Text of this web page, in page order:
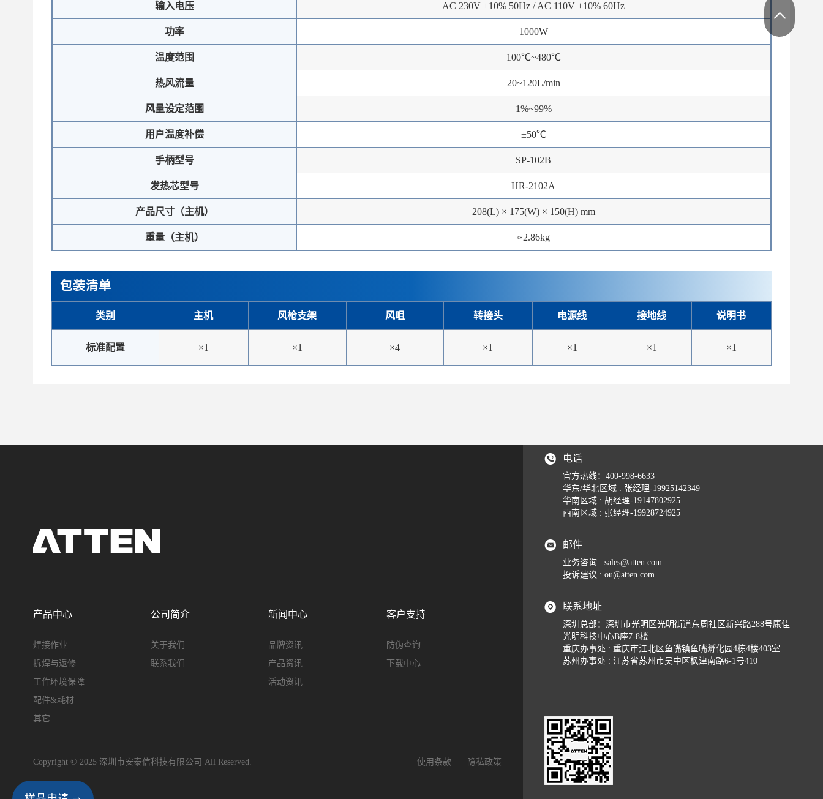
输入电压 AC 230V ±10% 50Hz / AC 110V ±10% 60Hz
功率 1000W
温度范围 100℃~480℃
热风流量 20~120L/min
风量设定范围 1%~99%
用户温度补偿 ±50℃
手柄型号 SP-102B
发热芯型号 HR-2102A
产品尺寸（主机） 208(L) × 175(W) × 150(H) mm
重量（主机） ≈2.86kg
包装清单
类别 主机 风枪支架 风咀 转接头 电源线 接地线 说明书
标准配置 ×1 ×1 ×4 ×1 ×1 ×1 ×1
产品中心
焊接作业
拆焊与返修
工作环境保障
配件&耗材
其它
公司简介
关于我们
联系我们
新闻中心
品牌资讯
产品资讯
活动资讯
客户支持
防伪查询
下载中心
Copyright © 2025 深圳市安泰信科技有限公司 All Reserved. 使用条款 隐私政策
电话
官方热线：400-998-6633
华东/华北区域 : 张经理-19925142349
华南区域 : 胡经理-19147802925
西南区域 : 张经理-19928724925
邮件
业务咨询 : sales@atten.com
投诉建议 : ou@atten.com
联系地址
深圳总部：深圳市光明区光明街道东周社区新兴路288号康佳
光明科技中心B座7-8楼
重庆办事处 : 重庆市江北区鱼嘴镇鱼嘴孵化园4栋4楼403室
苏州办事处 : 江苏省苏州市吴中区枫津南路6-1号410